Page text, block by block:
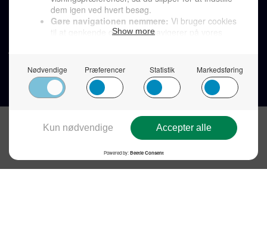
Støt Den Korte Avis >
Send et læserbrev >
Privatlivspolitik >